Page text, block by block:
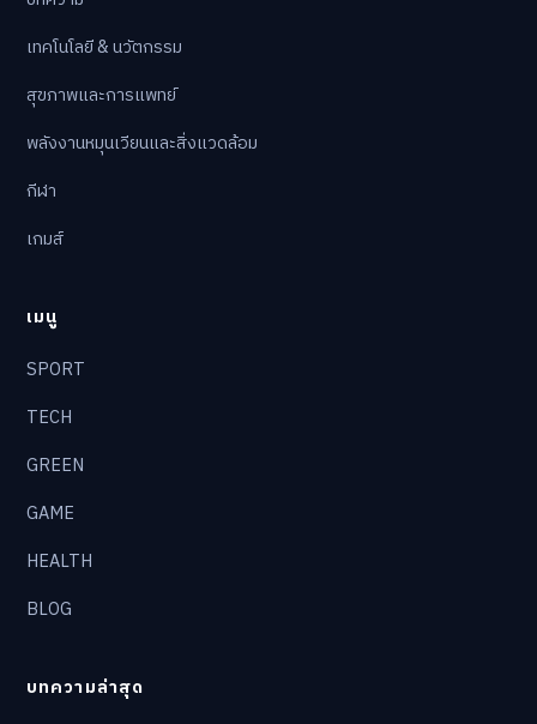
เทคโนโลยี & นวัตกรรม
สุขภาพและการแพทย์
พลังงานหมุนเวียนและสิ่งแวดล้อม
กีฬา
เกมส์
เมนู
SPORT
TECH
GREEN
GAME
HEALTH
BLOG
บทความล่าสุด